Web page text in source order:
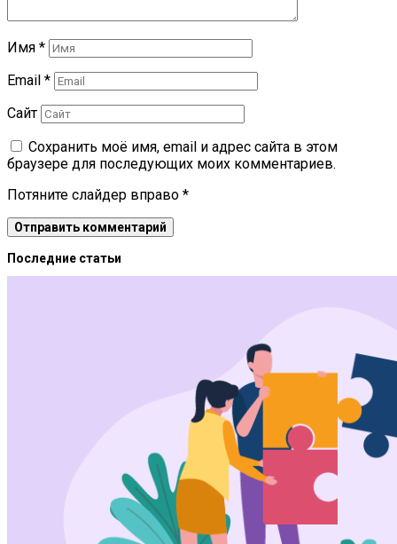
Имя *
Email *
Сайт
Сохранить моё имя, email и адрес сайта в этом
браузере для последующих моих комментариев.
Потяните слайдер вправо *
Последние статьи